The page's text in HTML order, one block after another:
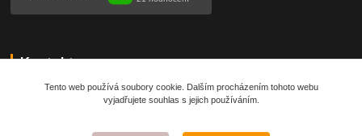
Kontakty
Tento web používá soubory cookie. Dalším procházením tohoto webu
vyjadřujete souhlas s jejich používáním.